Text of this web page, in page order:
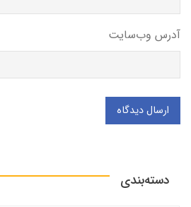
آدرس وب‌سایت
ارسال دیدگاه
دسته‌بندی